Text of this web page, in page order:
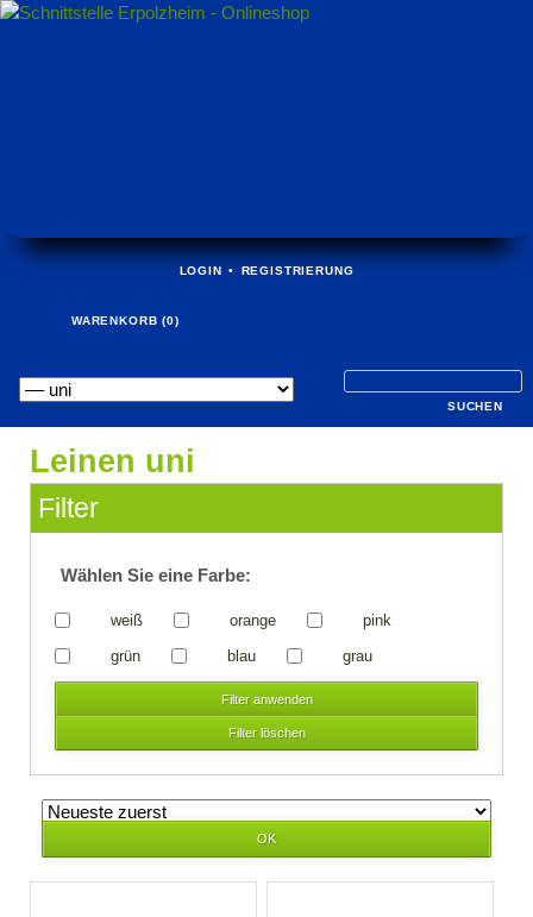
NAVIGATION
LOGIN REGISTRIERUNG
WARENKORB (0)
Navigation
überspringen
Leinen uni
Filter
Wählen Sie eine Farbe:
weiß orange
pink
grün
blau grau